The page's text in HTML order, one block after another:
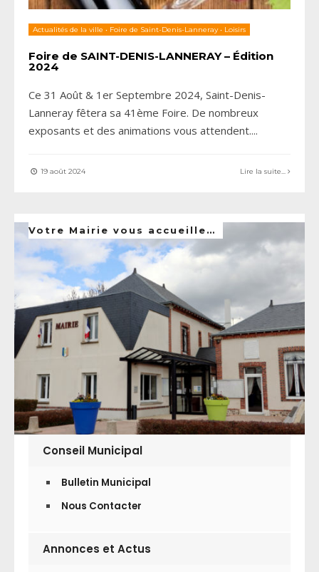
Actualités de la ville • Foire de Saint-Denis-Lanneray• Loisirs
Foire de SAINT-DENIS-LANNERAY – Édition
2024
Ce 31 Août & 1er Septembre 2024, Saint-Denis-
Lanneray fêtera sa 41ème Foire. De nombreux
exposants et des animations vous attendent....
19 août 2024 Lire la suite...
Votre Mairie vous accueille…
Conseil Municipal
Bulletin Municipal
Nous Contacter
Annonces et Actus